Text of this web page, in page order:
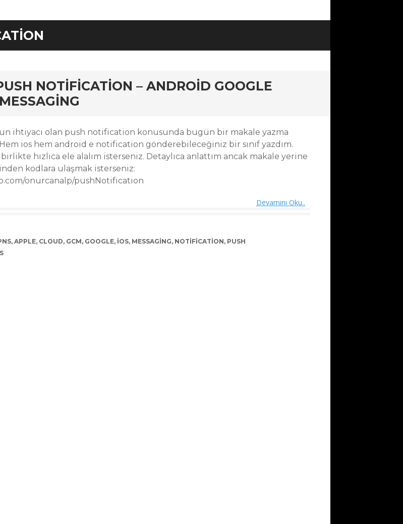
NOTIFICATION – ANDROID GOOGLE
ihtiyacı olan push notification konusunda bugün bir makale yazma
Hem ios hem android e notification gönderebileceğiniz bir sınıf yazdım.
birlikte hızlıca ele alalım isterseniz. Detaylıca anlattım ancak makale yerine
kodlara ulaşmak isterseniz:
onurcanalp/pushNotification
Devamını Oku..
, APPLE, CLOUD, GCM, GOOGLE, IOS, MESSAGING, NOTIFICATION, PUSH